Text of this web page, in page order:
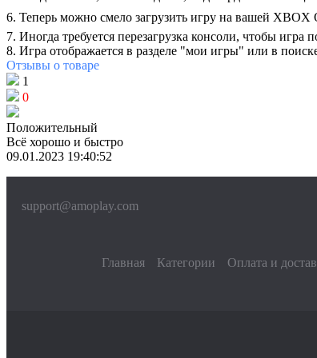
6. Теперь можно смело загрузить игру на вашей
7. Иногда требуется перезагрузка консоли, чтобы игра
8. Игра отображается в разделе "мои игры" или в
Отзывы о товаре
1
0
Положительный
Всё хорошо и быстро
09.01.2023 19:40:52
support@amoplay.com
Главная Категории Оплата и